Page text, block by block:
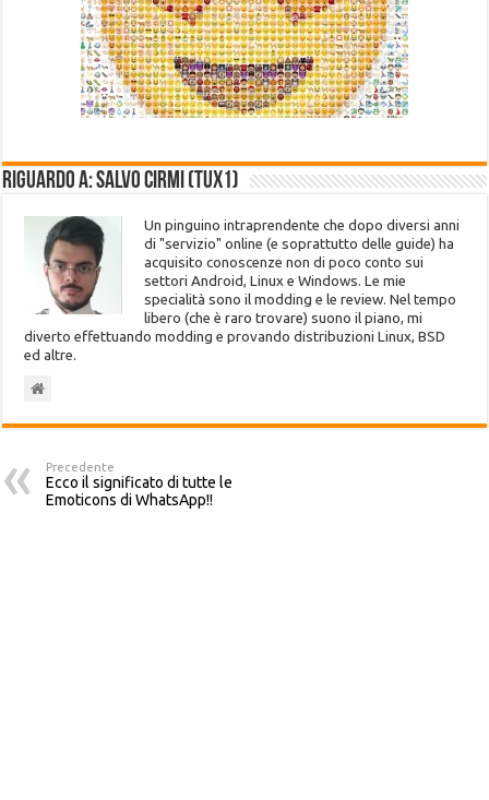
Riguardo a: Salvo Cirmi (Tux1)
Un pinguino intraprendente che dopo diversi anni
di "servizio" online (e soprattutto delle guide) ha
acquisito conoscenze non di poco conto sui
settori Android, Linux e Windows. Le mie
specialità sono il modding e le review. Nel tempo
libero (che è raro trovare) suono il piano, mi
diverto effettuando modding e provando distribuzioni Linux, BSD
ed altre.
Precedente
Ecco il significato di tutte le
Emoticons di WhatsApp!!